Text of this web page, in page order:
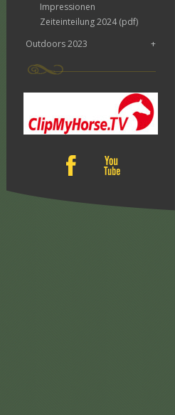
Impressionen
Zeiteinteilung 2024 (pdf)
Outdoors 2023
+